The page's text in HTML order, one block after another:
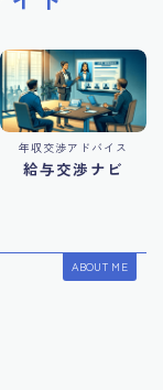
年収交渉アドバイス
給与交渉ナビ
ABOUT ME